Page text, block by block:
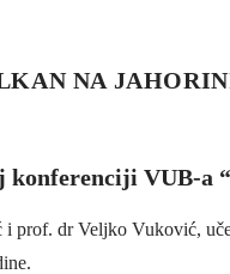
NA
VUB-a
dr Veljko Vuković,